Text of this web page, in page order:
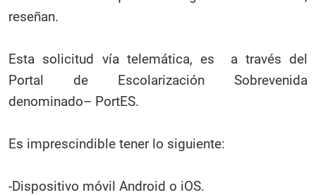
reseñan.
Esta solicitud vía telemática, es a través del
Portal de Escolarización Sobrevenida
denominado– PortES.
Es imprescindible tener lo siguiente:
-Dispositivo móvil Android o iOS.